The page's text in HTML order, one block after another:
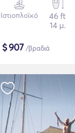
Ιστιοπλοϊκό
46 ft
14 μ.
$907 /βραδιά